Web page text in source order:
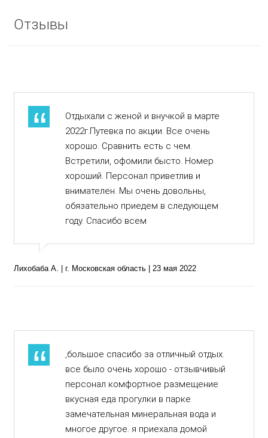
Отзывы
Отдыхали с женой и внучкой в марте
2022г.Путевка по акции. Все очень
хорошо. Сравнить есть с чем.
Встретили, офомили бысто. Номер
хороший. Персонал приветлив и
внимателен. Мы очень довольны,
обязательно приедем в следующем
году. Спасибо всем
Лихобаба А. | г. Московская область | 23 мая 2022
,большое спасибо за отличный отдых.
все было очень хорошо - отзывчивый
персонал комфортное размещение
вкусная еда прогулки в парке
замечательная минеральная вода и
многое другое. я приехала домой